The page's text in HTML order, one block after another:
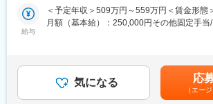
・入社後3ヶ月は研修に専念（基礎から習得）
・全員未経験入社！同期とスタートできる環
・外勤手当（1日1,500円）
・社宅制度（家賃60％会社負担）※条件あり
という方にはおススメです！
＜2人に1人は未経験入社、75%は異業種か
品に関する情報提供を行います。
更の範囲：会社の定める事業所
給与
＜予定年収＞509万円～559万円＜賃金形態
月額（基本給）：250,000円その他固定手
どを考慮し、規定により決定します。※年収
3～4万円）・諸手当有昇給：年1回★頑張り
任先の評価次第で大幅に年収をUPできます
気になる 応
（エー